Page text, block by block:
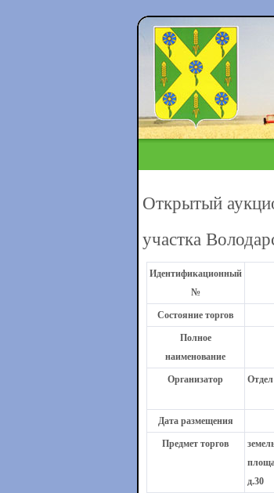
Открытый
участка
Идентификационный
№
Состояние торгов
Полное
наименование
Организатор
Дата размещения
Предмет торгов
д.30